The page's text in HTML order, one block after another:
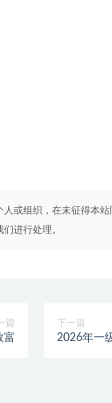
或组织，在未征得本
进行处理。
篇
富
下一篇
2026年一